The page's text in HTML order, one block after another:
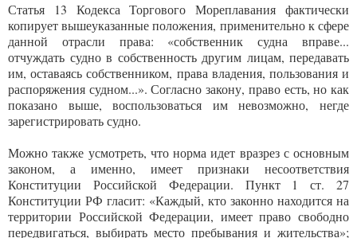
Статья 13 Кодекса Торгового Мореплавания фактически
копирует вышеуказанные положения, применительно к сфере
данной отрасли права: «собственник судна вправе...
отчуждать судно в собственность другим лицам, передавать
им, оставаясь собственником, права владения, пользования и
распоряжения судном...». Согласно закону, право есть, но как
показано выше, воспользоваться им невозможно, негде
зарегистрировать судно.
Можно также усмотреть, что норма идет вразрез с основным
законом, а именно, имеет признаки несоответствия
Конституции Российской Федерации. Пункт 1 ст. 27
Конституции РФ гласит: «Каждый, кто законно находится на
территории Российской Федерации, имеет право свободно
передвигаться, выбирать место пребывания и жительства»;